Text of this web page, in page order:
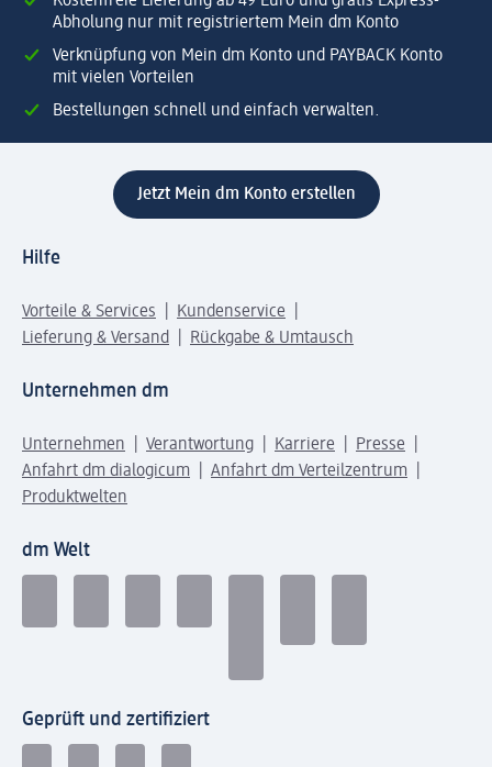
Abholung nur mit registriertem Mein dm Konto
Verknüpfung von Mein dm Konto und PAYBACK Konto
mit vielen Vorteilen
Bestellungen schnell und einfach verwalten.
Jetzt Mein dm Konto erstellen
Hilfe
Vorteile & Services
Kundenservice
Lieferung & Versand
Rückgabe & Umtausch
Unternehmen dm
Unternehmen Verantwortung Karriere
Presse
Anfahrt dm dialogicum
Anfahrt dm Verteilzentrum
Produktwelten
dm Welt
Geprüft und zertifiziert